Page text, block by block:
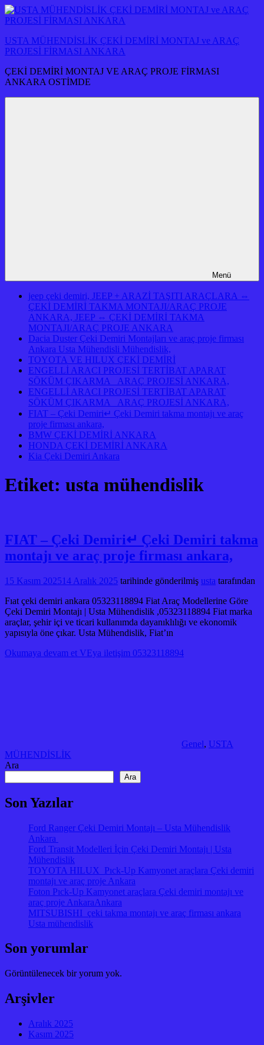
İçeriğe
atla
USTA MÜHENDİSLİK ÇEKİ DEMİRİ MONTAJ ve ARAÇ
PROJESİ FİRMASI ANKARA
ÇEKİ DEMİRİ MONTAJ VE ARAÇ PROJE FİRMASI
ANKARA OSTİMDE
Menü
jeep çeki demiri, JEEP + ARAZİ TAŞITI ARAÇLARA ⇔
ÇEKİ DEMİRİ TAKMA MONTAJI/ARAÇ PROJE
ANKARA, JEEP ⇔ ÇEKİ DEMİRİ TAKMA
MONTAJI/ARAÇ PROJE ANKARA
Dacia Duster Çeki Demiri Montajları ve araç proje firması
Ankara Usta Mühendisli Mühendislik,
TOYOTA VE HILUX ÇEKİ DEMİRİ
ENGELLİ ARACI PROJESİ TERTİBAT APARAT
SÖKÜM ÇIKARMA ARAÇ PROJESİ ANKARA,
ENGELLİ ARACI PROJESİ TERTİBAT APARAT
SÖKÜM ÇIKARMA ARAÇ PROJESİ ANKARA,
FIAT – Çeki Demiri↵ Çeki Demiri takma montajı ve araç
proje firması ankara,
BMW ÇEKİ DEMİRİ ANKARA
HONDA ÇEKİ DEMİRİ ANKARA
Kia Çeki Demiri Ankara
Etiket: usta mühendislik
FIAT – Çeki Demiri↵ Çeki Demiri takma
montajı ve araç proje firması ankara,
15 Kasım 202514 Aralık 2025 tarihinde gönderilmiş usta tarafından
Fıat çeki demiri ankara 05323118894 Fiat Araç Modellerine Göre
Çeki Demiri Montajı | Usta Mühendislik ,05323118894 Fiat marka
araçlar, şehir içi ve ticari kullanımda dayanıklılığı ve ekonomik
yapısıyla öne çıkar. Usta Mühendislik, Fiat’ın
Okumaya devam et VEya iletişim 05323118894
Genel, USTA
MÜHENDİSLİK
Ara
Ara
Son Yazılar
Ford Ranger Çeki Demiri Montajı – Usta Mühendislik
Ankara
Ford Transit Modelleri İçin Çeki Demiri Montajı | Usta
Mühendislik
TOYOTA HILUX Pıck-Up Kamyonet araçlara Çeki demiri
montajı ve araç proje Ankara
Foton Pıck-Up Kamyonet araçlara Çeki demiri montajı ve
araç proje AnkaraAnkara
MITSUBISHI çeki takma montajı ve araç firması ankara
Usta mühendislik
Son yorumlar
Görüntülenecek bir yorum yok.
Arşivler
Aralık 2025
Kasım 2025